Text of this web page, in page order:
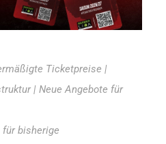
Ticketpreise |
| Neue Angebote für
für bisherige